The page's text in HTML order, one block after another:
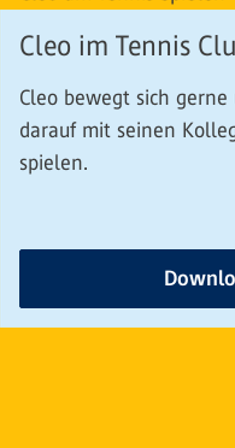
Cleo im Tennis
Cleo bewegt sich
darauf mit seinen
spielen.